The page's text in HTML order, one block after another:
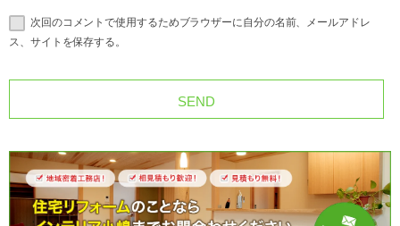
次回のコメントで使用するためブラウザーに自分の名前、メールアドレ
ス、サイトを保存する。